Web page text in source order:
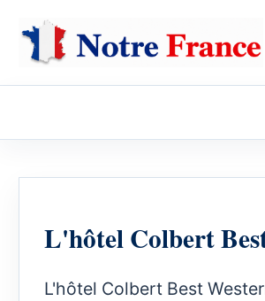
L'hôtel Colbert
L'hôtel Colbert Best